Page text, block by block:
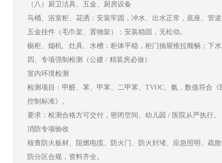
（八）厨卫洁具、五金、厨房设备
马桶、浴室柜、花洒：安装牢固，冲水、出水正常，底座、管
五金挂件（毛巾架、置物架）：安装稳固，无松动。
橱柜、烟机、灶具、水槽：柜体平稳，柜门抽屉推拉顺畅；下
四、专项强制检测（公建 / 精装房必做）
室内环境检测
检测项目：甲醛、苯、甲苯、二甲苯、TVOC、氨，数值符合
控制标准》。
要求：检测合格方可交付，密闭空间、幼儿园 / 医院从严执行。
消防专项验收
核查防火板材、阻燃电缆、防火门、防火封堵、应急照明、疏
防分区合规，资料齐全。